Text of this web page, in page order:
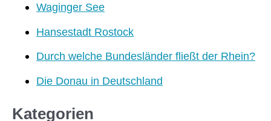
Waginger See
Hansestadt Rostock
Durch welche Bundesländer fließt der Rhein?
Die Donau in Deutschland
Kategorien